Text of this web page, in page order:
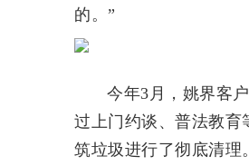
的。”
今年3月，姚界客
过上门约谈、普法教育
筑垃圾进行了彻底清理。